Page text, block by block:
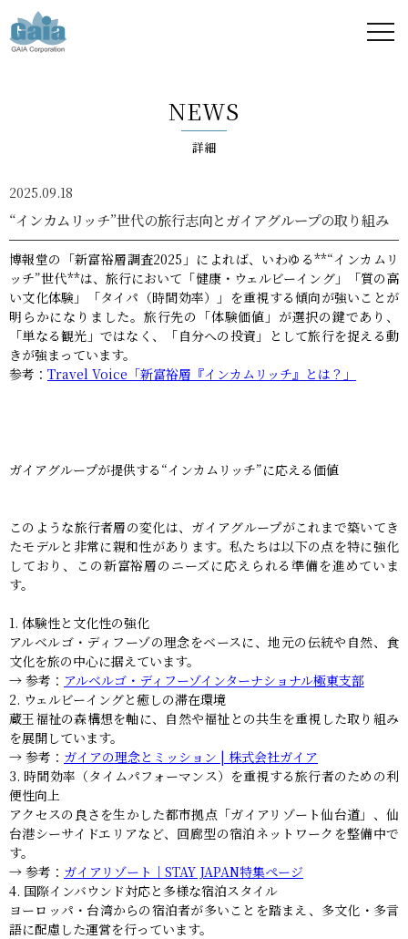
ア -
GAIA
Corporation
-
NEWS
詳細
2025.09.18
“インカムリッチ”世代の旅行志向とガイアグループの取り組み
博報堂の「新富裕層調査2025」によれば、いわゆる**“インカムリ
ッチ”世代**は、旅行において「健康・ウェルビーイング」「質の高
い文化体験」「タイパ（時間効率）」を重視する傾向が強いことが
明らかになりました。旅行先の「体験価値」が選択の鍵であり、
「単なる観光」ではなく、「自分への投資」として旅行を捉える動
きが強まっています。
参考： Travel Voice「新富裕層『インカムリッチ』とは？」
ガイアグループが提供する“インカムリッチ”に応える価値
このような旅行者層の変化は、ガイアグループがこれまで築いてき
たモデルと非常に親和性があります。私たちは以下の点を特に強化
しており、この新富裕層のニーズに応えられる準備を進めていま
す。
体験性と文化性の強化
アルベルゴ・ディフーゾの理念をベースに、地元の伝統や自然、食
文化を旅の中心に据えています。
→ 参考： アルベルゴ・ディフーゾインターナショナル極東支部
ウェルビーイングと癒しの滞在環境
蔵王福祉の森構想を軸に、自然や福祉との共生を重視した取り組み
を展開しています。
→ 参考： ガイアの理念とミッション | 株式会社ガイア
時間効率（タイムパフォーマンス）を重視する旅行者のための利
便性向上
アクセスの良さを生かした都市拠点「ガイアリゾート仙台道」、仙
台港シーサイドエリアなど、回廊型の宿泊ネットワークを整備中で
す。
→ 参考： ガイアリゾート｜STAY JAPAN特集ページ
国際インバウンド対応と多様な宿泊スタイル
ヨーロッパ・台湾からの宿泊者が多いことを踏まえ、多文化・多言
語に配慮した運営を行っています。